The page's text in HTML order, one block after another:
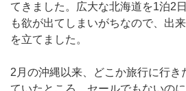
てきました。広大な北海道を1泊2
も欲が出てしまいがちなので、出
を立てました。
2月の沖縄以来、どこか旅行に行き
ていたところ、セールでもないの